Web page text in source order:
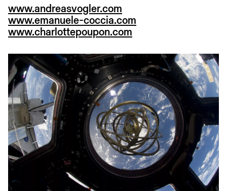
www.andreasvogler.com
www.emanuele-coccia.com
www.charlottepoupon.com